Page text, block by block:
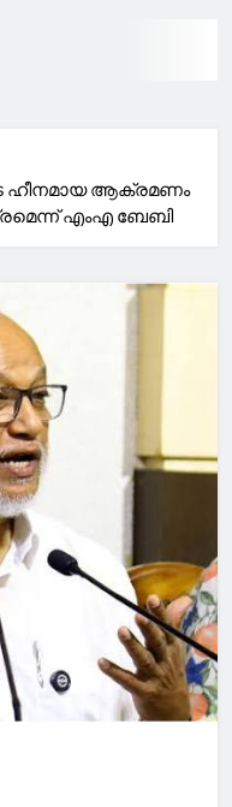
ഹീനമായ ആക്രമണം
എംഎ ബേബി